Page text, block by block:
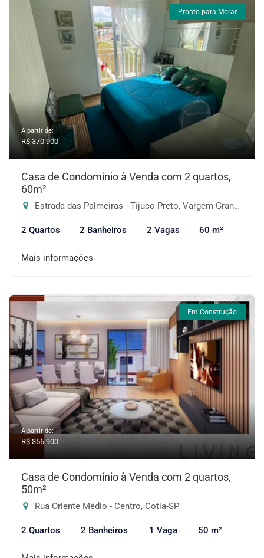
Pronto para Morar
A partir de:
R$ 370.900
Casa de Condomínio à Venda com 2 quartos,
60m²
Estrada das Palmeiras - Tijuco Preto, Vargem Grande Paulista-SP
2 Quartos 2 Banheiros 2 Vagas 60 m²
Mais informações
Em Construção
A partir de:
R$ 356.900
Casa de Condomínio à Venda com 2 quartos,
50m²
Rua Oriente Médio - Centro, Cotia-SP
2 Quartos 2 Banheiros 1 Vaga 50 m²